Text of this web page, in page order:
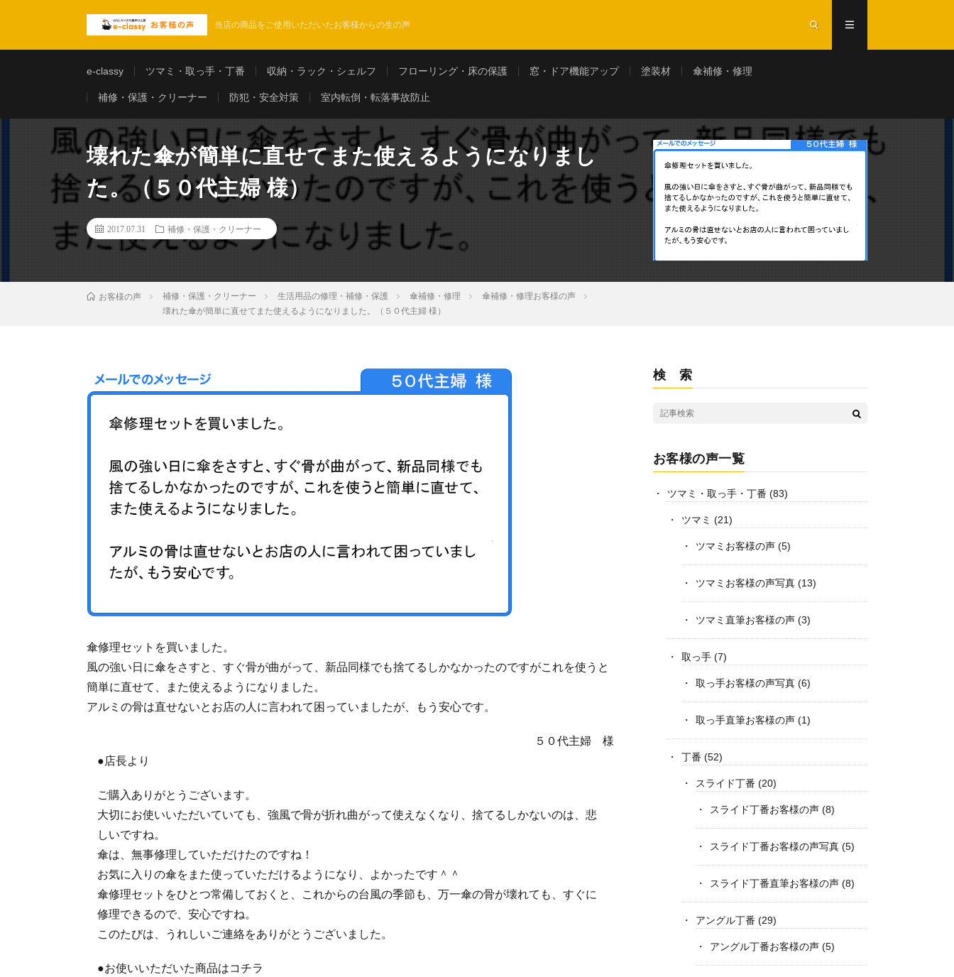
当店の商品をご使用いただいたお客様からの生の声
e-classy ツマミ・取っ手・丁番 収納・ラック・シェルフ フローリング・床の保護 窓・ドア機能アップ 塗装材 傘補修・修理
補修・保護・クリーナー 防犯・安全対策 室内転倒・転落事故防止
壊れた傘が簡単に直せてまた使えるようになりまし
た。（５０代主婦 様）
2017.07.31 補修・保護・クリーナー
お客様の声 補修・保護・クリーナー 生活用品の修理・補修・保護 傘補修・修理
傘補修・修理お客様の声
壊れた傘が簡単に直せてまた使えるようになりました。（５０代主婦 様）
傘修理セットを買いました。
風の強い日に傘をさすと、すぐ骨が曲がって、新品同様でも捨てるしかなかったのですがこれを使うと
簡単に直せて、また使えるようになりました。
アルミの骨は直せないとお店の人に言われて困っていましたが、もう安心です。
５０代主婦 様
●店長より
ご購入ありがとうございます。
大切にお使いいただいていても、強風で骨が折れ曲がって使えなくなり、捨てるしかないのは、悲
しいですね。
傘は、無事修理していただけたのですね！
お気に入りの傘をまた使っていただけるようになり、よかったです＾＾
傘修理セットをひとつ常備しておくと、これからの台風の季節も、万一傘の骨が壊れても、すぐに
修理できるので、安心ですね。
このたびは、うれしいご連絡をありがとうございました。
●お使いいただいた商品はコチラ
検 索
お客様の声一覧
ツマミ・取っ手・丁番 (83)
ツマミ (21)
ツマミお客様の声(5)
ツマミお客様の声写真(13)
ツマミ直筆お客様の声(3)
取っ手(7)
取っ手お客様の声写真(6)
取っ手直筆お客様の声(1)
丁番 (52)
スライド丁番 (20)
スライド丁番お客様の声(8)
スライド丁番お客様の声写真(5)
スライド丁番直筆お客様の声(8)
アングル丁番 (29)
アングル丁番お客様の声(5)